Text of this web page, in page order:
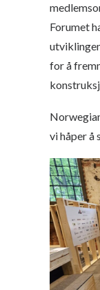
Forumet
for å
vi håper å